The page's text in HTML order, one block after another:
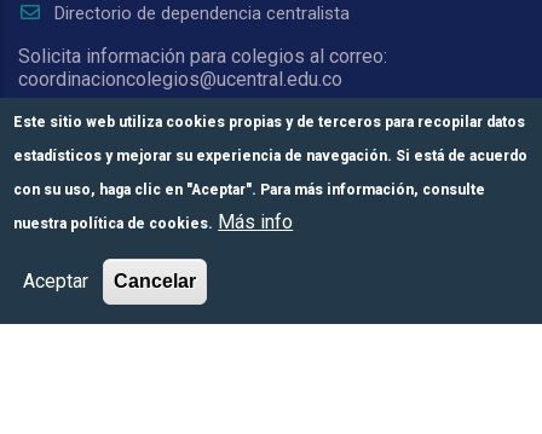
Directorio de dependencia centralista
Solicita información para colegios al correo:
coordinacioncolegios@ucentral.edu.co
Para notificaciones judiciales escribe a:
oficinajuridica@ucentral.edu.co y
secretariageneral@ucentral.edu.co
Acreditación Institucional de Alta Calidad.
Resolución del MEN n.° 008910 de 2023,
Comunícate con
nosotros
Este sitio web utiliza cookies propias y de terceros para recopilar datos
estadísticos y mejorar su experiencia de navegación. Si está de acuerdo
con su uso, haga clic en "Aceptar". Para más información, consulte
nuestra política de cookies. Más info
Aceptar Cancelar